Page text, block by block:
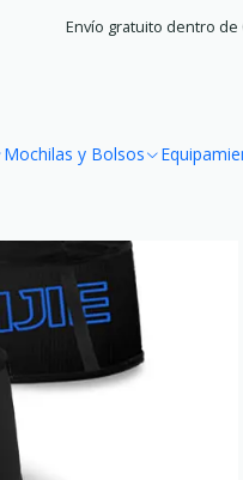
Mochilas y Bolsos
Envío gratuito dentro de
Mochilas y Bolsos Bananos y